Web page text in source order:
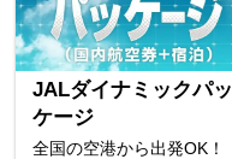
JALダイナミックパッ
ケージ
全国の空港から出発OK！